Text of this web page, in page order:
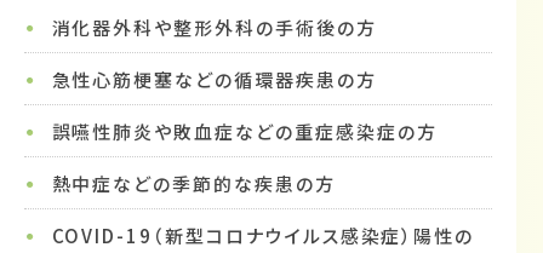
消化器外科や整形外科の手術後の方
急性心筋梗塞などの循環器疾患の方
誤嚥性肺炎や敗血症などの重症感染症の方
熱中症などの季節的な疾患の方
COVID-19（新型コロナウイルス感染症）陽性の